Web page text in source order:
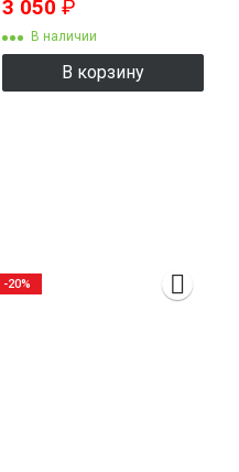
3 050 ₽
В наличии
В корзину
-20%